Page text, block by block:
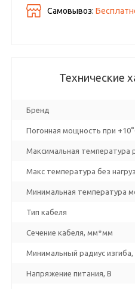
Самовывоз:
Технические
Бренд
Погонная мощность при
Максимальная температура
Макс температура без
Минимальная температура
Тип кабеля
Сечение кабеля, мм*мм
Минимальный радиус
Напряжение питания, В